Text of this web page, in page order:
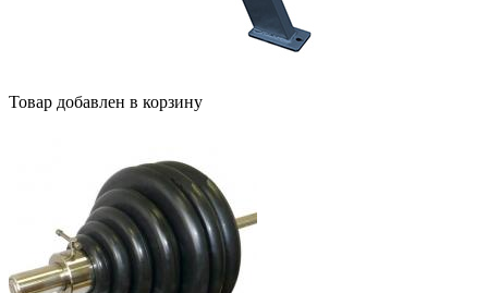
Товар добавлен в корзину